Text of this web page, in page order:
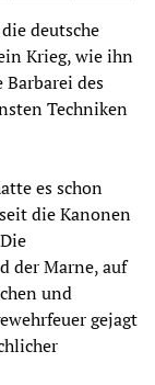
deutsche
Krieg, wie ihn
des
Techniken
es schon
die Kanonen
der Marne, auf
und
gejagt